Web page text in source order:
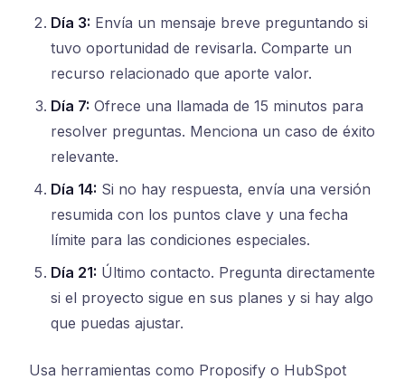
Día 3: Envía un mensaje breve preguntando si
tuvo oportunidad de revisarla. Comparte un
recurso relacionado que aporte valor.
Día 7: Ofrece una llamada de 15 minutos para
resolver preguntas. Menciona un caso de éxito
relevante.
Día 14: Si no hay respuesta, envía una versión
resumida con los puntos clave y una fecha
límite para las condiciones especiales.
Día 21: Último contacto. Pregunta directamente
si el proyecto sigue en sus planes y si hay algo
que puedas ajustar.
Usa herramientas como Proposify o HubSpot